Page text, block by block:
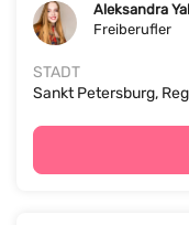
Aleksandra
Freiberufler
STADT
Sankt Petersburg,